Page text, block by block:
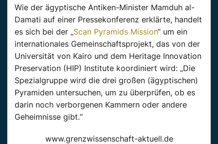
Wie der ägyptische Antiken-Minister Mamduh al-
Damati auf einer Pressekonferenz erklärte, handelt
es sich bei der „Scan Pyramids Mission“ um ein
internationales Gemeinschaftsprojekt, das von der
Universität von Kairo und dem Heritage Innovation
Preservation (HIP) Institute koordiniert wird: „Die
Spezialgruppe wird die drei großen (ägyptischen)
Pyramiden untersuchen, um zu überprüfen, ob es
darin noch verborgenen Kammern oder andere
Geheimnisse gibt.“
www.grenzwissenschaft-aktuell.de